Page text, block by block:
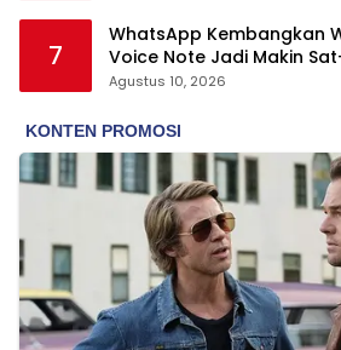
7
WhatsApp Kembangkan
Voice Note Jadi Makin
Agustus 10, 2026